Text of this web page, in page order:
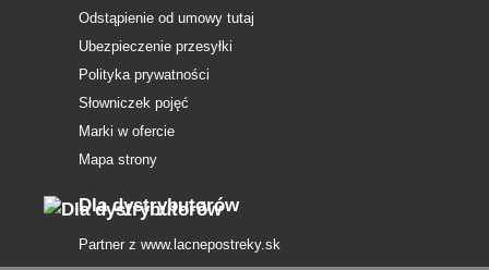
Odstąpienie od umowy tutaj
Ubezpieczenie przesyłki
Polityka prywatności
Słowniczek pojęć
Marki w ofercie
Mapa strony
Dla dystrybutorów
Partner z www.lacnepostreky.sk